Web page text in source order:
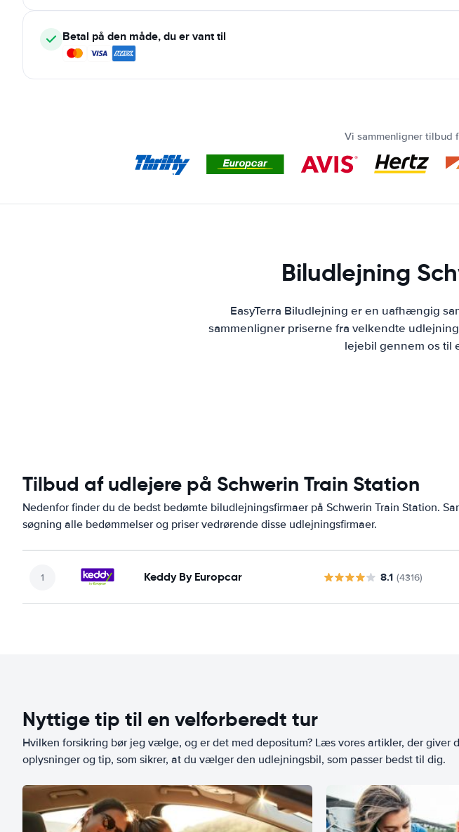
Betal på den måde, du er vant til
Vi sammenligner tilbud
Biludlejning
EasyTerra Biludlejning er en uafhængig
sammenligner priserne fra velkendte
lejebil gennem os til
Tilbud af udlejere på Schwerin Train Station
Nedenfor finder du de bedst bedømte biludlejningsfirmaer på Schwerin Train Station.
søgning alle bedømmelser og priser vedrørende disse udlejningsfirmaer.
Keddy By Europcar 8.1 (4316)
Nyttige tip til en velforberedt tur
Hvilken forsikring bør jeg vælge, og er det med depositum? Læs vores artikler, der giver
oplysninger og tip, som sikrer, at du vælger den udlejningsbil, som passer bedst til dig.